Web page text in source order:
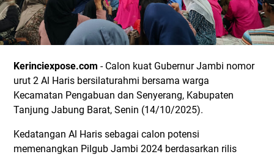
Kerinciexpose.com - Calon kuat Gubernur Jambi nomor
urut 2 Al Haris bersilaturahmi bersama warga
Kecamatan Pengabuan dan Senyerang, Kabupaten
Tanjung Jabung Barat, Senin (14/10/2025).
Kedatangan Al Haris sebagai calon potensi
memenangkan Pilgub Jambi 2024 berdasarkan rilis